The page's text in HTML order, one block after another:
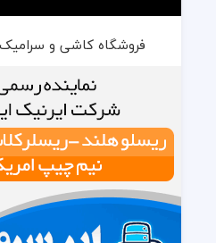
فروشگاه کاشی و